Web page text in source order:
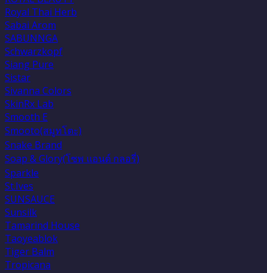
Royal Thai Herb
Sabai Arom
SABUNNGA
Schwarzkopf
Siang Pure
Sistar
Sivanna Colors
SkinRx Lab
Smooth E
Smooto(สมูทโตะ)
Snake Brand
Soap & Glory(โซพ แอนด์ กลอรี่)
Sparkle
St.Ives
SUNSAUCE
Sunsilk
Tamarind House
Taoyeablok
Tiger Balm
Tropicana